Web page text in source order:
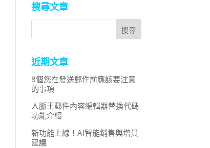
搜尋文章
近期文章
8個您在發送郵件前應該要注意
的事項
人脈王郵件內容編輯器替換代碼
功能介紹
新功能上線！AI智能銷售與增員
建議